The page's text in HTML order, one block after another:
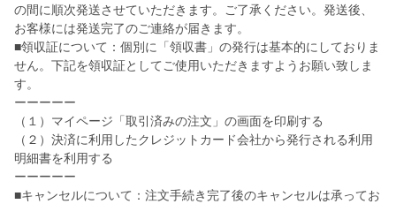
の間に順次発送させていただきます。ご了承ください。発送後、
お客様には発送完了のご連絡が届きます。
■領収証について：個別に「領収書」の発行は基本的にしておりま
せん。下記を領収証としてご使用いただきますようお願い致しま
す。
ーーーーー
（１）マイページ「取引済みの注文」の画面を印刷する
（２）決済に利用したクレジットカード会社から発行される利用
明細書を利用する
ーーーーー
■キャンセルについて：注文手続き完了後のキャンセルは承ってお